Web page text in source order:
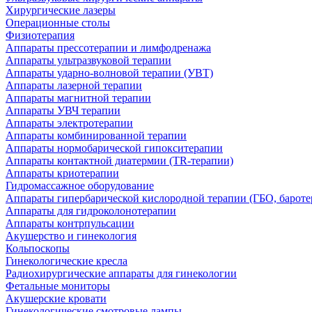
Хирургические лазеры
Операционные столы
Физиотерапия
Аппараты прессотерапии и лимфодренажа
Аппараты ультразвуковой терапии
Аппараты ударно-волновой терапии (УВТ)
Аппараты лазерной терапии
Аппараты магнитной терапии
Аппараты УВЧ терапии
Аппараты электротерапии
Аппараты комбинированной терапии
Аппараты нормобарической гипокситерапии
Аппараты контактной диатермии (TR-терапии)
Аппараты криотерапии
Гидромассажное оборудование
Аппараты гипербарической кислородной терапии (ГБО,
Аппараты для гидроколонотерапии
Аппараты контрпульсации
Акушерство и гинекология
Кольпоскопы
Гинекологические кресла
Радиохирургические аппараты для гинекологии
Фетальные мониторы
Акушерские кровати